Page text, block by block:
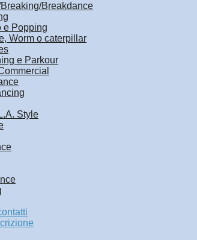
Breakdance
e Popping
Worm o caterpillar
e Parkour
Style